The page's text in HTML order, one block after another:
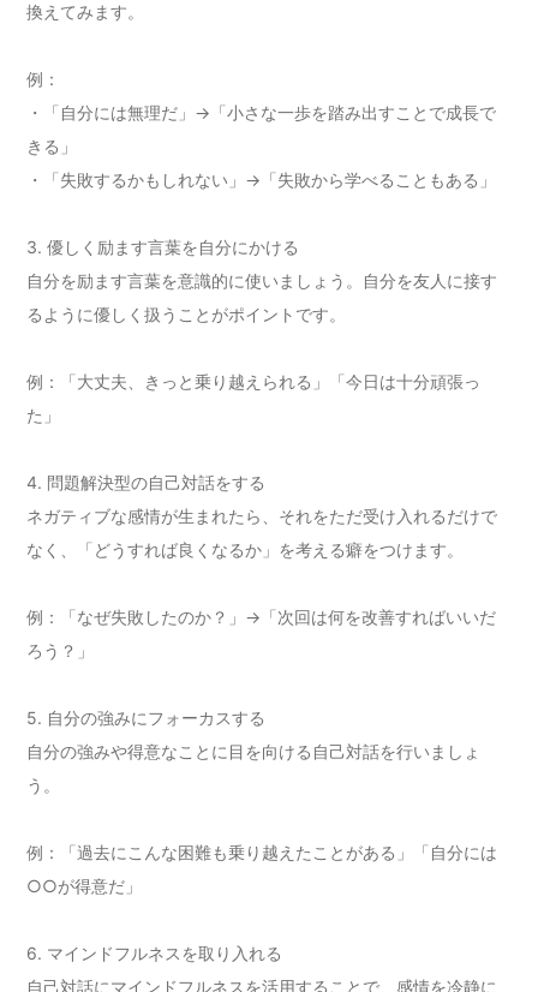
換えてみます。
例：
・「自分には無理だ」→「小さな一歩を踏み出すことで成長で
きる」
・「失敗するかもしれない」→「失敗から学べることもある」
3. 優しく励ます言葉を自分にかける
自分を励ます言葉を意識的に使いましょう。自分を友人に接す
るように優しく扱うことがポイントです。
例：「大丈夫、きっと乗り越えられる」「今日は十分頑張っ
た」
4. 問題解決型の自己対話をする
ネガティブな感情が生まれたら、それをただ受け入れるだけで
なく、「どうすれば良くなるか」を考える癖をつけます。
例：「なぜ失敗したのか？」→「次回は何を改善すればいいだ
ろう？」
5. 自分の強みにフォーカスする
自分の強みや得意なことに目を向ける自己対話を行いましょ
う。
例：「過去にこんな困難も乗り越えたことがある」「自分には
○○が得意だ」
6. マインドフルネスを取り入れる
自己対話にマインドフルネスを活用することで、感情を冷静に